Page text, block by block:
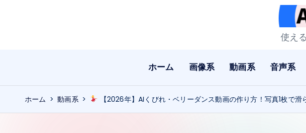
使え
ホーム 画像系 動画系 音声系
ホーム > 動画系 > 【2026年】AIくびれ・ベリーダンス動画の作り方！写真1枚で